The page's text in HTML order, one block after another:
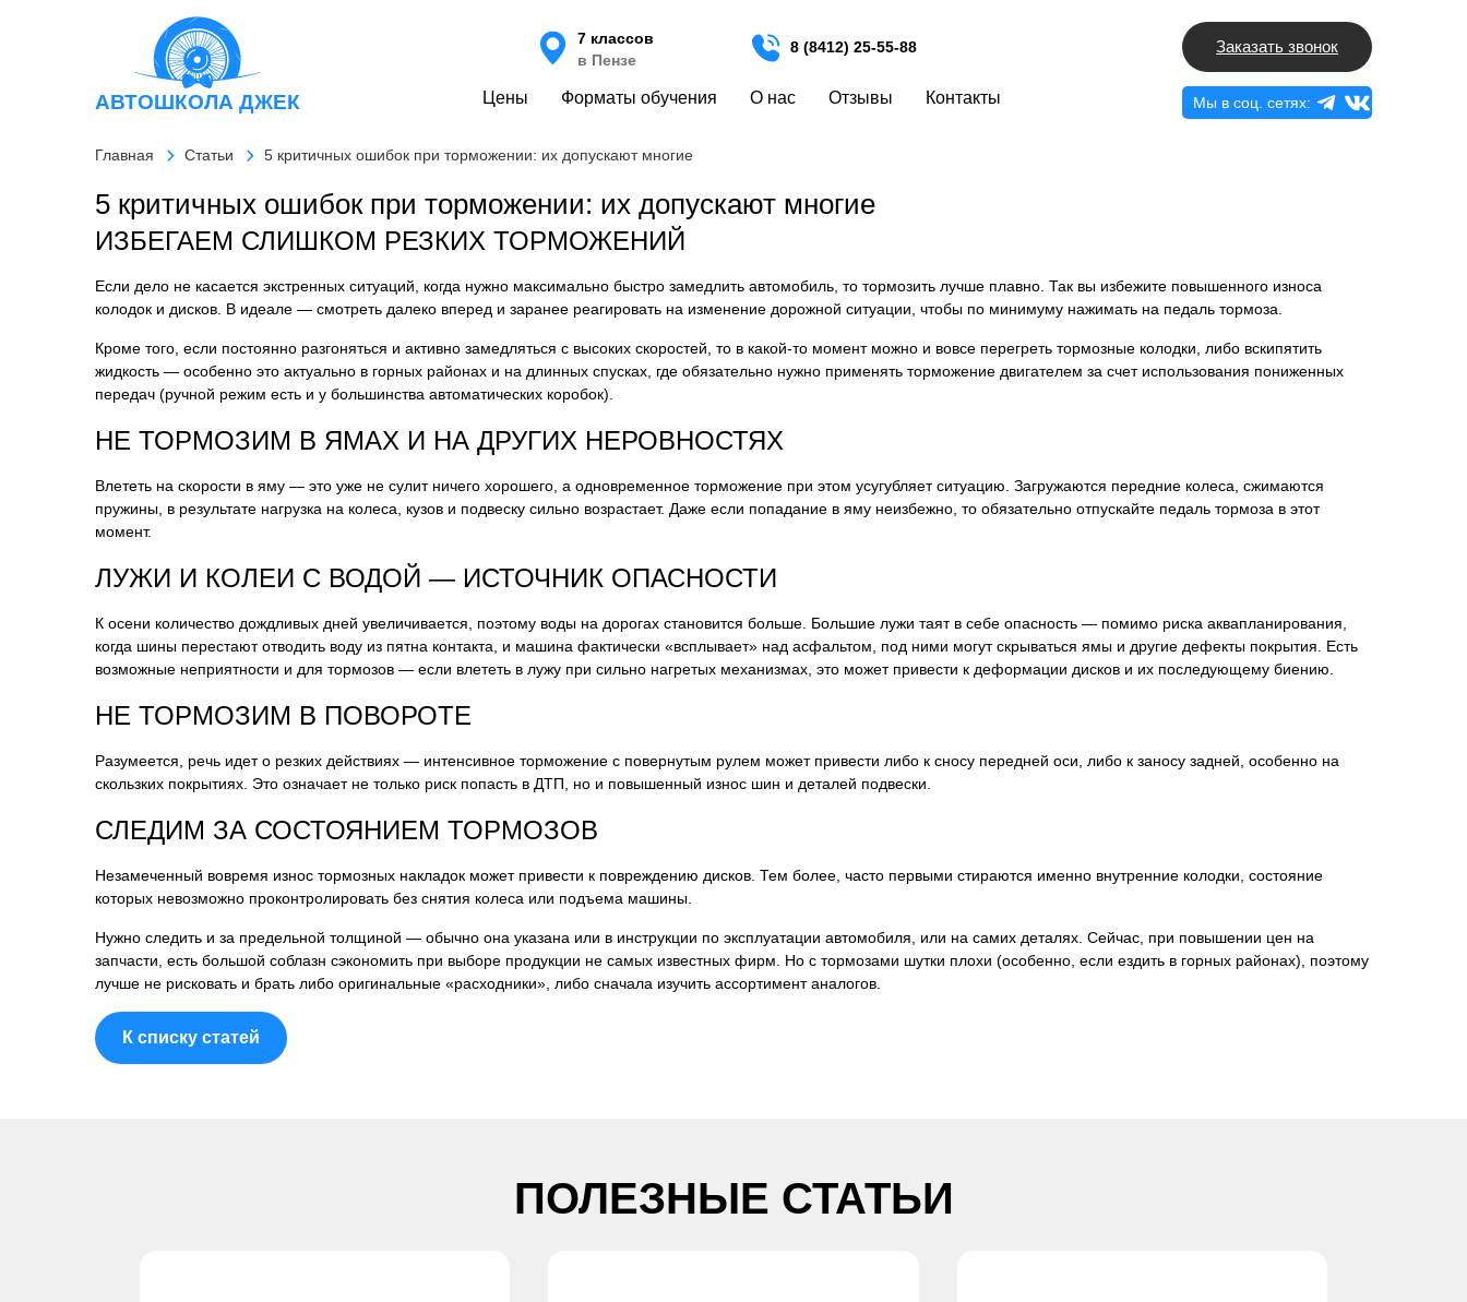
АВТОШКОЛА ДЖЕК
7 классов
в Пензе
8 (8412) 25-55-88
Цены Форматы обучения О нас Отзывы Контакты
Заказать звонок
Мы в соц. сетях:
Главная Статьи 5 критичных ошибок при торможении: их допускают многие
5 критичных ошибок при торможении: их допускают многие
ИЗБЕГАЕМ СЛИШКОМ РЕЗКИХ ТОРМОЖЕНИЙ
Если дело не касается экстренных ситуаций, когда нужно максимально быстро замедлить автомобиль, то тормозить лучше плавно. Так вы избежите повышенного износа
колодок и дисков. В идеале — смотреть далеко вперед и заранее реагировать на изменение дорожной ситуации, чтобы по минимуму нажимать на педаль тормоза.
Кроме того, если постоянно разгоняться и активно замедляться с высоких скоростей, то в какой-то момент можно и вовсе перегреть тормозные колодки, либо вскипятить
жидкость — особенно это актуально в горных районах и на длинных спусках, где обязательно нужно применять торможение двигателем за счет использования пониженных
передач (ручной режим есть и у большинства автоматических коробок).
НЕ ТОРМОЗИМ В ЯМАХ И НА ДРУГИХ НЕРОВНОСТЯХ
Влететь на скорости в яму — это уже не сулит ничего хорошего, а одновременное торможение при этом усугубляет ситуацию. Загружаются передние колеса, сжимаются
пружины, в результате нагрузка на колеса, кузов и подвеску сильно возрастает. Даже если попадание в яму неизбежно, то обязательно отпускайте педаль тормоза в этот
момент.
ЛУЖИ И КОЛЕИ С ВОДОЙ — ИСТОЧНИК ОПАСНОСТИ
К осени количество дождливых дней увеличивается, поэтому воды на дорогах становится больше. Большие лужи таят в себе опасность — помимо риска аквапланирования,
когда шины перестают отводить воду из пятна контакта, и машина фактически «всплывает» над асфальтом, под ними могут скрываться ямы и другие дефекты покрытия. Есть
возможные неприятности и для тормозов — если влететь в лужу при сильно нагретых механизмах, это может привести к деформации дисков и их последующему биению.
НЕ ТОРМОЗИМ В ПОВОРОТЕ
Разумеется, речь идет о резких действиях — интенсивное торможение с повернутым рулем может привести либо к сносу передней оси, либо к заносу задней, особенно на
скользких покрытиях. Это означает не только риск попасть в ДТП, но и повышенный износ шин и деталей подвески.
СЛЕДИМ ЗА СОСТОЯНИЕМ ТОРМОЗОВ
Незамеченный вовремя износ тормозных накладок может привести к повреждению дисков. Тем более, часто первыми стираются именно внутренние колодки, состояние
которых невозможно проконтролировать без снятия колеса или подъема машины.
Нужно следить и за предельной толщиной — обычно она указана или в инструкции по эксплуатации автомобиля, или на самих деталях. Сейчас, при повышении цен на
запчасти, есть большой соблазн сэкономить при выборе продукции не самых известных фирм. Но с тормозами шутки плохи (особенно, если ездить в горных районах), поэтому
лучше не рисковать и брать либо оригинальные «расходники», либо сначала изучить ассортимент аналогов.
К списку статей
ПОЛЕЗНЫЕ СТАТЬИ